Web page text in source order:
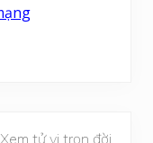
tử vi trọn đời